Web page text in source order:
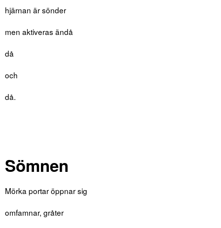
hjärnan är sönder
men aktiveras ändå
då
och
då.
Sömnen
Mörka portar öppnar sig
omfamnar, gråter